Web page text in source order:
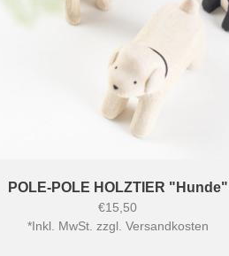
POLE-POLE HOLZTIER "Hunde"
€15,50
*Inkl. MwSt. zzgl. Versandkosten